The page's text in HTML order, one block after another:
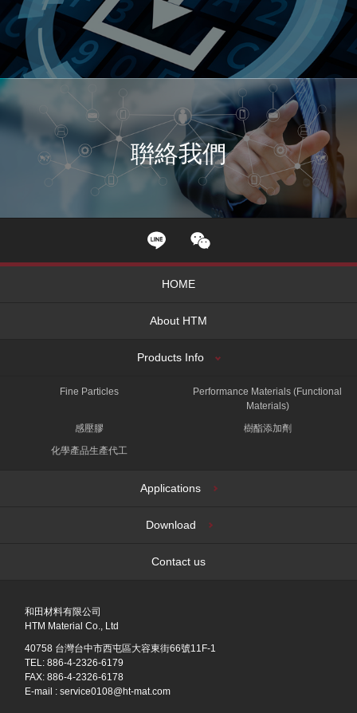
聨絡我們
HOME
About HTM
Products Info
Fine Particles
Performance Materials (Functional
Materials)
感壓膠
樹酯添加劑
化學產品生產代工
Applications
Download
Contact us
和田材料有限公司
HTM Material Co., Ltd
40758 台灣台中市西屯區大容東街66號11F-1
TEL: 886-4-2326-6179
FAX: 886-4-2326-6178
E-mail :service0108@ht-mat.com